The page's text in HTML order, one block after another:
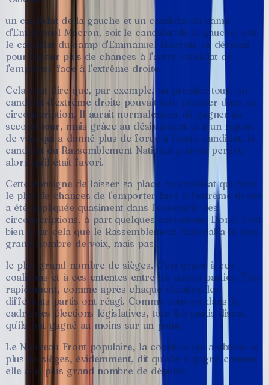
un candidat de la gauche et un candidat du camp
d'Emmanuel Macron, soit le candidat de la gauche, soit
le candidat du camp d'Emmanuel Macron, se désistait
pour laisser plus de chances à l'autre candidat de
l'emporter face à l'extrême droite.
Cela veut dire que, par exemple, au premier tour, un
candidat d'extrême droite pouvait être premier dans sa
circonscription. Il aurait normalement dû gagner au
second tour, mais grâce au désistement et à un report
de voix qui a donné plus de force à l'autre candidat, le
candidat du Rassemblement National pouvait perdre
alors qu'il était favori.
Cette consigne de laisser sa place au candidat qui avait
le plus de chances de l'emporter face à l'extrême droite
a été appliquée quasiment dans l'ensemble des
circonscriptions, à part quelques exceptions. Donc, c'est
bien pour cela que le Rassemblement National a le plus
grand nombre de voix, mais pas
le plus grand nombre de sièges. C'est grâce à ces
coalitions et à ces ententes entre les autres parties. Très
rapidement, comme après chaque élection, les
différents partis ont réagi. Comme souvent dans le
cadre des élections législatives, tous les partis disent
qu'ils ont gagné au moins sur un point.
Le Nouveau Front populaire, la coalition qui a obtenu le
plus de sièges, évidemment, dit qu'elle a gagné comme
elle a le plus grand nombre de députés.